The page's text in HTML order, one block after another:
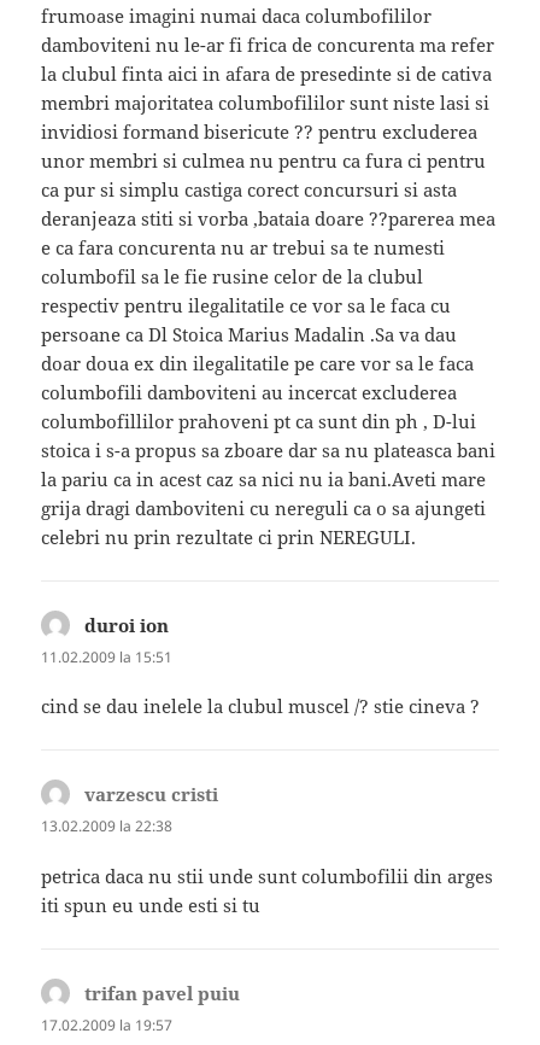
frumoase imagini numai daca columbofililor
damboviteni nu le-ar fi frica de concurenta ma refer
la clubul finta aici in afara de presedinte si de cativa
membri majoritatea columbofililor sunt niste lasi si
invidiosi formand bisericute ?? pentru excluderea
unor membri si culmea nu pentru ca fura ci pentru
ca pur si simplu castiga corect concursuri si asta
deranjeaza stiti si vorba ,bataia doare ??parerea mea
e ca fara concurenta nu ar trebui sa te numesti
columbofil sa le fie rusine celor de la clubul
respectiv pentru ilegalitatile ce vor sa le faca cu
persoane ca Dl Stoica Marius Madalin .Sa va dau
doar doua ex din ilegalitatile pe care vor sa le faca
columbofili damboviteni au incercat excluderea
columbofillilor prahoveni pt ca sunt din ph , D-lui
stoica i s-a propus sa zboare dar sa nu plateasca bani
la pariu ca in acest caz sa nici nu ia bani.Aveti mare
grija dragi damboviteni cu nereguli ca o sa ajungeti
celebri nu prin rezultate ci prin NEREGULI.
duroi ion
11.02.2009 la 15:51
cind se dau inelele la clubul muscel /? stie cineva ?
varzescu cristi
13.02.2009 la 22:38
petrica daca nu stii unde sunt columbofilii din arges
iti spun eu unde esti si tu
trifan pavel puiu
17.02.2009 la 19:57